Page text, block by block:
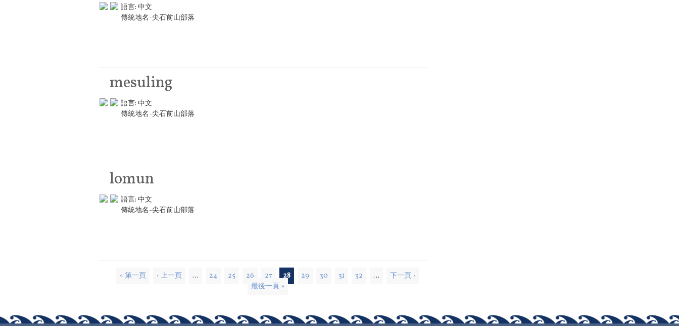
語言: 中文
傳統地名-尖石前山部落
mesuling
語言: 中文
傳統地名-尖石前山部落
lomun
語言: 中文
傳統地名-尖石前山部落
頁面« 第一頁 ‹ 上一頁 … 24 25 26 27 28 29 30 31 32 …
下一頁 ›
最後一頁 »